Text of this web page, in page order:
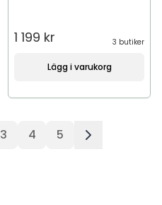
1 199 kr 3 butiker
Lägg i varukorg
3 4 5